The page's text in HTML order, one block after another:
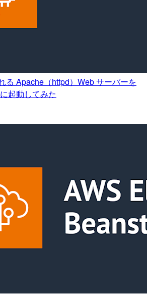
る Apache（httpd）Web サーバーを
起動してみた